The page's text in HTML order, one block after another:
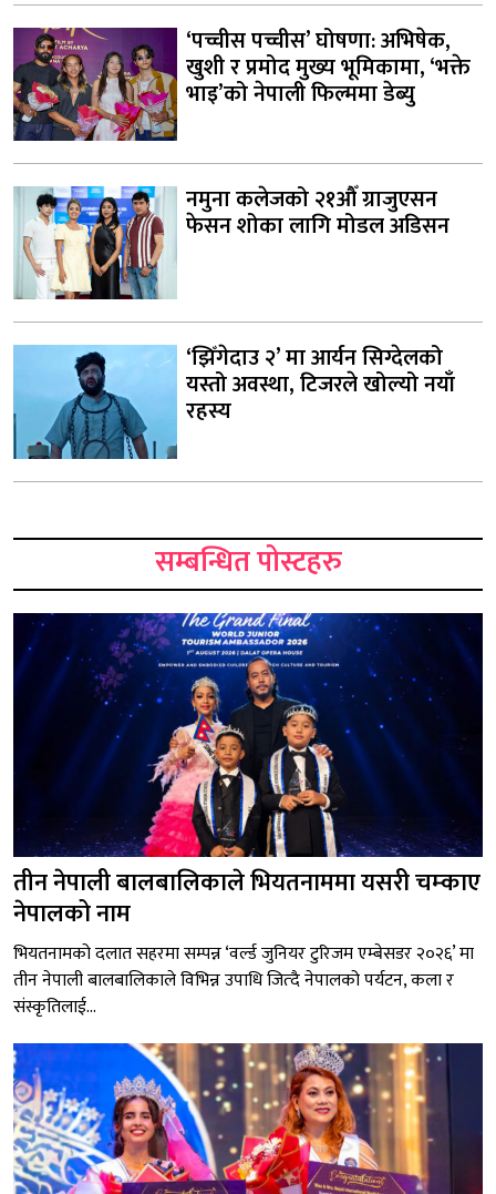
‘पच्चीस पच्चीस’ घोषणा: अभिषेक,
खुशी र प्रमोद मुख्य भूमिकामा, ‘भक्ते
भाइ’को नेपाली फिल्ममा डेब्यु
नमुना कलेजको २१औँ ग्राजुएसन
फेसन शोका लागि मोडल अडिसन
‘झिँगेदाउ २’ मा आर्यन सिग्देलको
यस्तो अवस्था, टिजरले खोल्यो नयाँ
रहस्य
सम्बन्धित पोस्टहरु
तीन नेपाली बालबालिकाले भियतनाममा यसरी चम्काए
नेपालको नाम
भियतनामको दलात सहरमा सम्पन्न ‘वर्ल्ड जुनियर टुरिजम एम्बेसडर २०२६’ मा
तीन नेपाली बालबालिकाले विभिन्न उपाधि जित्दै नेपालको पर्यटन, कला र
संस्कृतिलाई...